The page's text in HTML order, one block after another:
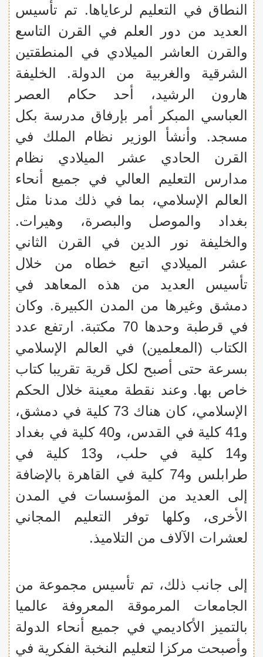
النطاق في التعليم لرعاياها. تم تأسيس
العديد من دور العلم في القرن التاسع
والقرن العاشر الميلادي في المنطقتين
الشرقية والغربية من الدولة. الخليفة
هارون الرشيد، أحد حكام العصر
العباسي المبكر أمر بإرفاق مدرسة بكل
مسجد. وأنشأ الوزير نظام الملك في
القرن الحادي عشر الميلادي نظام
مدارس التعليم العالي في جميع أنحاء
العالم الإسلامي، بما في ذلك مدنا مثل
بغداد والموصل والبصرة، وهيرات.
والخليفة نور الدين في القرن الثاني
عشر الميلادي اتبع خطاه من خلال
تأسيس العديد من هذه المعاهد في
دمشق وغيرها من المدن الكبيرة. وكان
في قرطبة وحدها 70 مكتبة. ارتفع عدد
الكتاب (المعلمين) في العالم الإسلامي
بسرعة حتى أصبح لكل قرية تقريبا كتاب
خاص بها. وعند نقطة معينة خلال الحكم
الإسلامي، كان هناك 73 كلية في دمشق،
و41 كلية في القدس، و40 كلية في بغداد
و14 كلية في حلب، و13 كلية في
طرابلس و74 كلية في القاهرة بالإضافة
إلى العديد من المؤسسات في المدن
الأخرى، وكلها توفر التعليم المجاني
لعشرات الآلاف من التلاميذ.
إلى جانب ذلك، تم تأسيس مجموعة من
الجامعات المرموقة المعروفة عالميا
بالتميز الأكاديمي في جميع أنحاء الدولة
وأصبحت مركزا لتعليم النخبة الفكرية في